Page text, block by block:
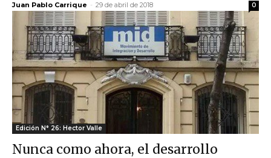
Juan Pablo Carrique - 29 de abril de 2018 0
Edición N° 26: Hector Valle
Nunca como ahora, el desarrollo